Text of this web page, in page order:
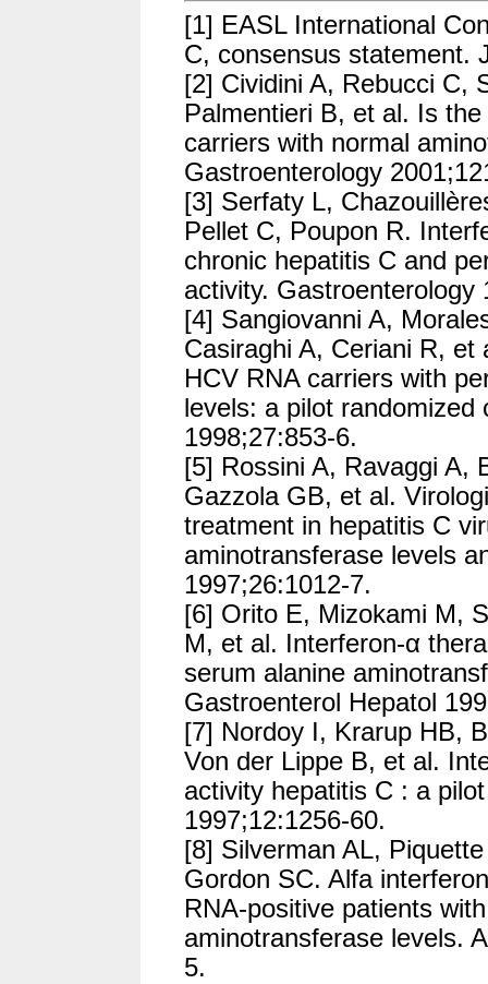
[1] EASL International
C, consensus statement.
[2] Cividini A, Rebucci C,
Palmentieri B, et al. Is
carriers with normal
Gastroenterology
[3] Serfaty L,
Pellet C, Poupon R.
chronic hepatitis C and
activity. Gastroenterology
[4] Sangiovanni A,
Casiraghi A, Ceriani R,
HCV RNA carriers with
levels: a pilot randomized
1998;27:853-6.
[5] Rossini A, Ravaggi A,
Gazzola GB, et al.
treatment in hepatitis C
aminotransferase levels
1997;26:1012-7.
[6] Orito E, Mizokami M,
M, et al. Interferon-α
serum alanine
Gastroenterol Hepatol
[7] Nordoy I, Krarup HB,
Von der Lippe B, et al.
activity hepatitis C : a
1997;12:1256-60.
[8] Silverman AL,
Gordon SC. Alfa
RNA-positive patients
aminotransferase levels.
5.